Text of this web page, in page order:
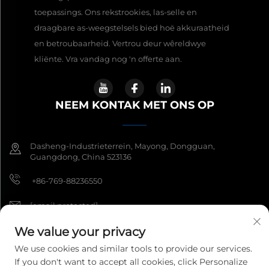
toepassings. Ons rekstrookies, las-selle en
draagbare as-weegstelsels bied hoë akkuraatheid
en betroubaarheid. Vertrou deur wêreldwye
kliënte. Vra vandag nog 'n offerte aan.
NEEM KONTAK MET ONS OP
Dasheng-Industrieterrein, Mayong, Dongguan,
Guangdong, China 523136
+86-769-88236550
[email protected]
Kopiereg © 2026 Guangdong South China Sea Elektroniese
We value your privacy
We use cookies and similar tools to provide our services.
If you don't want to accept all cookies, click Personalize